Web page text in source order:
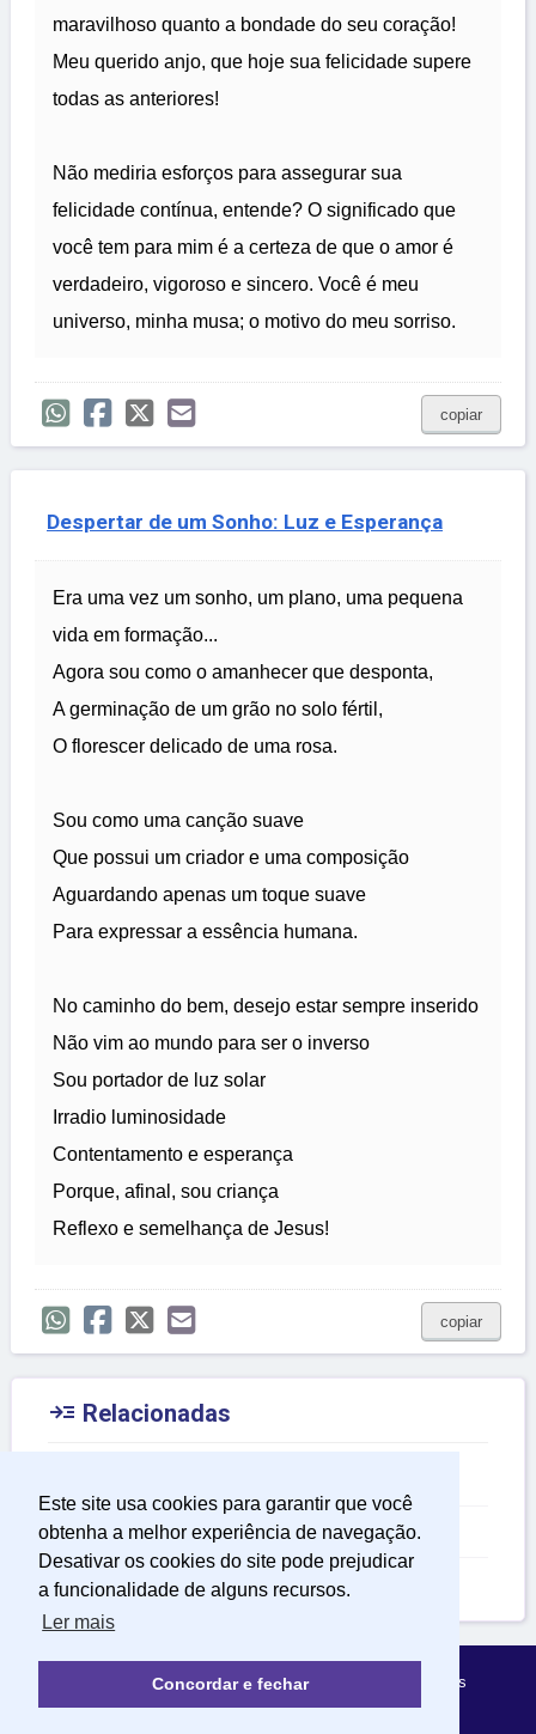
Este site usa cookies para garantir que você
obtenha a melhor experiência de navegação.
Desativar os cookies do site pode prejudicar
a funcionalidade de alguns recursos.
Ler mais
Concordar e fechar
maravilhoso quanto a bondade do seu coração!
Meu querido anjo, que hoje sua felicidade supere
todas as anteriores!
Não mediria esforços para assegurar sua
felicidade contínua, entende? O significado que
você tem para mim é a certeza de que o amor é
verdadeiro, vigoroso e sincero. Você é meu
universo, minha musa; o motivo do meu sorriso.
copiar
Despertar de um Sonho: Luz e Esperança
Era uma vez um sonho, um plano, uma pequena
vida em formação...
Agora sou como o amanhecer que desponta,
A germinação de um grão no solo fértil,
O florescer delicado de uma rosa.
Sou como uma canção suave
Que possui um criador e uma composição
Aguardando apenas um toque suave
Para expressar a essência humana.
No caminho do bem, desejo estar sempre inserido
Não vim ao mundo para ser o inverso
Sou portador de luz solar
Irradio luminosidade
Contentamento e esperança
Porque, afinal, sou criança
Reflexo e semelhança de Jesus!
copiar
 Relacionadas
Mensagem de Alegria
Mensagem de Luz
Política de Privacidade Sobre Mensagens Mágicas